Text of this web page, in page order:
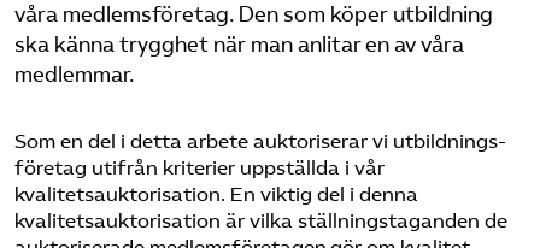
våra medlems­företag. Den som köper utbildning
ska känna trygghet när man anlitar en av våra
medlemmar.
Som en del i detta arbete auktoriserar vi utbildnings­
företag utifrån kriterier uppställda i vår
kvalitetsauktorisation. En viktig del i denna
kvalitetsauktorisation är vilka ställningstaganden de